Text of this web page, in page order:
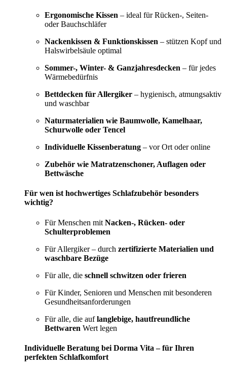
Ergonomische Kissen – ideal für Rücken-, Seiten-
oder Bauchschläfer
Nackenkissen & Funktionskissen – stützen Kopf und
Halswirbelsäule optimal
Sommer-, Winter- & Ganzjahresdecken – für jedes
Wärmebedürfnis
Bettdecken für Allergiker – hygienisch, atmungsaktiv
und waschbar
Naturmaterialien wie Baumwolle, Kamelhaar,
Schurwolle oder Tencel
Individuelle Kissenberatung – vor Ort oder online
Zubehör wie Matratzenschoner, Auflagen oder
Bettwäsche
Für wen ist hochwertiges Schlafzubehör besonders
wichtig?
Für Menschen mit Nacken-, Rücken- oder
Schulterproblemen
Für Allergiker – durch zertifizierte Materialien und
waschbare Bezüge
Für alle, die schnell schwitzen oder frieren
Für Kinder, Senioren und Menschen mit besonderen
Gesundheitsanforderungen
Für alle, die auflanglebige, hautfreundliche
Bettwaren Wert legen
Individuelle Beratung bei Dorma Vita – für Ihren
perfekten Schlafkomfort